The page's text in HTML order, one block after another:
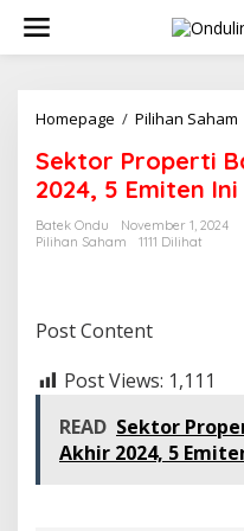
konten
Homepage / Pilihan Saham
Sektor Properti
2024, 5 Emiten
Batek Ondu
November 1, 2024
Pilihan Saham
1111 Dilihat
Post Content
Post Views: 1,111
READ Sektor
Akhir 2024, 5